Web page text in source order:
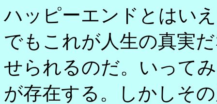
ハッピーエンドとはい
でもこれが人生の真実
せられるのだ。いって
が存在する。しかしそ